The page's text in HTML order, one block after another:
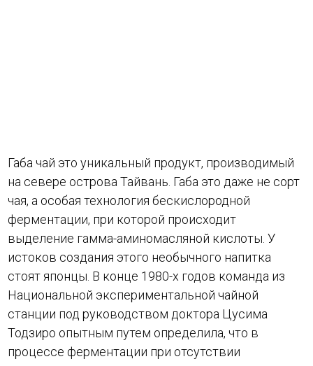
Габа чай это уникальный продукт, производимый
на севере острова Тайвань. Габа это даже не сорт
чая, а особая технология бескислородной
ферментации, при которой происходит
выделение гамма-аминомасляной кислоты. У
истоков создания этого необычного напитка
стоят японцы. В конце 1980-х годов команда из
Национальной экспериментальной чайной
станции под руководством доктора Цусима
Тодзиро опытным путем определила, что в
процессе ферментации при отсутствии